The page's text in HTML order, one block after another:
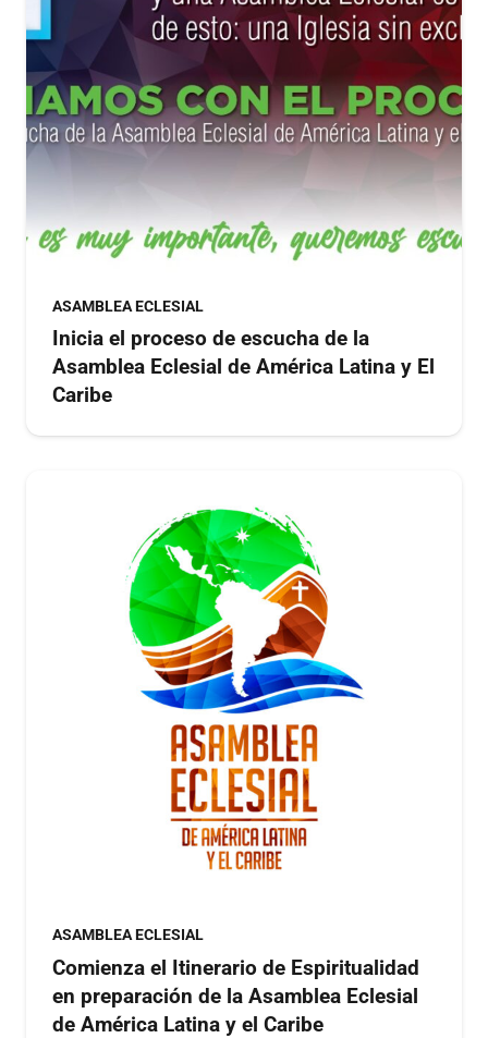
ASAMBLEA ECLESIAL
Inicia el proceso de escucha de la
Asamblea Eclesial de América Latina y El
Caribe
ASAMBLEA ECLESIAL
Comienza el Itinerario de Espiritualidad
en preparación de la Asamblea Eclesial
de América Latina y el Caribe